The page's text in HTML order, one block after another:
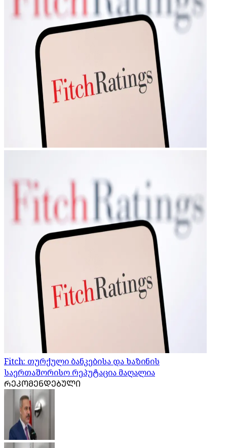
Fitch: თურქული ბანკებისა და ხაზინის
საერთაშორისო რეპუტაცია მაღალია
ᲠᲔᲙᲝᲛᲔᲜᲓᲔᲑᲣᲚᲘ